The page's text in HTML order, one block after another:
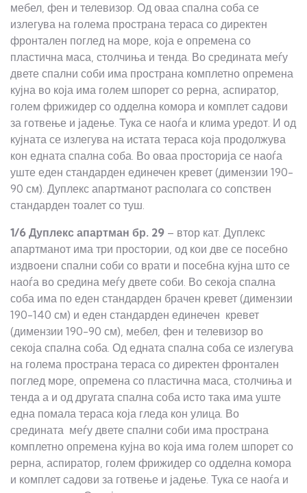
мебел, фен и телевизор. Од оваа спална соба се
излегува на голема пространа тераса со директен
фронтален поглед на море, која е опремена со
пластична маса, столчиња и тенда. Во средината меѓу
двете спални соби има пространа комплетно опремена
кујна во која има голем шпорет со рерна, аспиратор,
голем фрижидер со одделна комора и комплет садови
за готвење и јадење. Тука се наоѓа и клима уредот. И од
кујната се излегува на истата тераса која продолжува
кон едната спална соба. Во оваа просторија се наоѓа
уште еден стандарден единечен кревет (димензии 190-
90 см). Дуплекс апартманот располага со сопствен
стандарден тоалет со туш.
1/6 Дуплекс апартман бр. 29 – втор кат. Дуплекс
апартманот има три простории, од кои две се посебно
издвоени спални соби со врати и посебна кујна што се
наоѓа во средина меѓу двете соби. Во секоја спална
соба има по еден стандарден брачен кревет (димензии
190-140 см) и еден стандарден единечен кревет
(димензии 190-90 см), мебел, фен и телевизор во
секоја спална соба. Од едната спална соба се излегува
на голема пространа тераса со директен фронтален
поглед море, опремена со пластична маса, столчиња и
тенда а и од другата спална соба исто така има уште
една помала тераса која гледа кон улица. Во
средината меѓу двете спални соби има пространа
комплетно опремена кујна во која има голем шпорет со
рерна, аспиратор, голем фрижидер со одделна комора
и комплет садови за готвење и јадење. Тука се наоѓа и